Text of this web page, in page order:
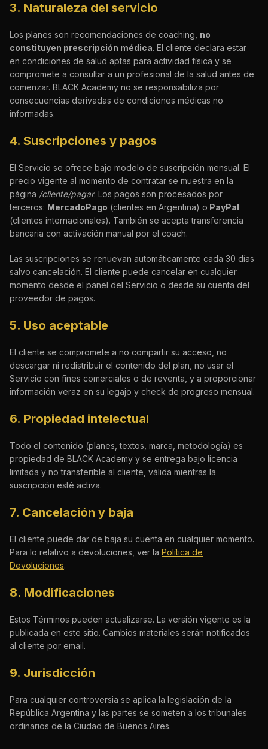
3. Naturaleza del servicio
Los planes son recomendaciones de coaching, no
constituyen prescripción médica. El cliente declara estar
en condiciones de salud aptas para actividad física y se
compromete a consultar a un profesional de la salud antes de
comenzar. BLACK Academy no se responsabiliza por
consecuencias derivadas de condiciones médicas no
informadas.
4. Suscripciones y pagos
El Servicio se ofrece bajo modelo de suscripción mensual. El
precio vigente al momento de contratar se muestra en la
página /cliente/pagar. Los pagos son procesados por
terceros: MercadoPago (clientes en Argentina) o PayPal
(clientes internacionales). También se acepta transferencia
bancaria con activación manual por el coach.
Las suscripciones se renuevan automáticamente cada 30 días
salvo cancelación. El cliente puede cancelar en cualquier
momento desde el panel del Servicio o desde su cuenta del
proveedor de pagos.
5. Uso aceptable
El cliente se compromete a no compartir su acceso, no
descargar ni redistribuir el contenido del plan, no usar el
Servicio con fines comerciales o de reventa, y a proporcionar
información veraz en su legajo y check de progreso mensual.
6. Propiedad intelectual
Todo el contenido (planes, textos, marca, metodología) es
propiedad de BLACK Academy y se entrega bajo licencia
limitada y no transferible al cliente, válida mientras la
suscripción esté activa.
7. Cancelación y baja
El cliente puede dar de baja su cuenta en cualquier momento.
Para lo relativo a devoluciones, ver la Política de
Devoluciones.
8. Modificaciones
Estos Términos pueden actualizarse. La versión vigente es la
publicada en este sitio. Cambios materiales serán notificados
al cliente por email.
9. Jurisdicción
Para cualquier controversia se aplica la legislación de la
República Argentina y las partes se someten a los tribunales
ordinarios de la Ciudad de Buenos Aires.